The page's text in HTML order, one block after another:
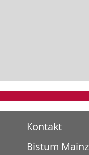
Kontakt
Bistum Mainz